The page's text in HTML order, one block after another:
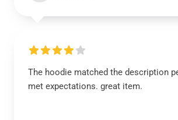
The hoodie matched the description
met expectations. great item.